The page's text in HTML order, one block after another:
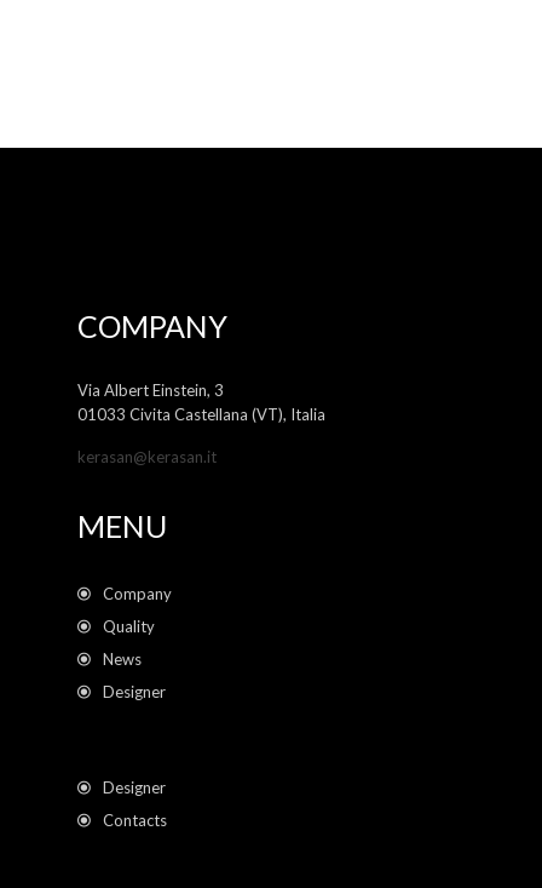
COMPANY
Via Albert Einstein, 3
01033 Civita Castellana (VT), Italia
kerasan@kerasan.it
MENU
Company
Quality
News
Designer
Designer
Contacts